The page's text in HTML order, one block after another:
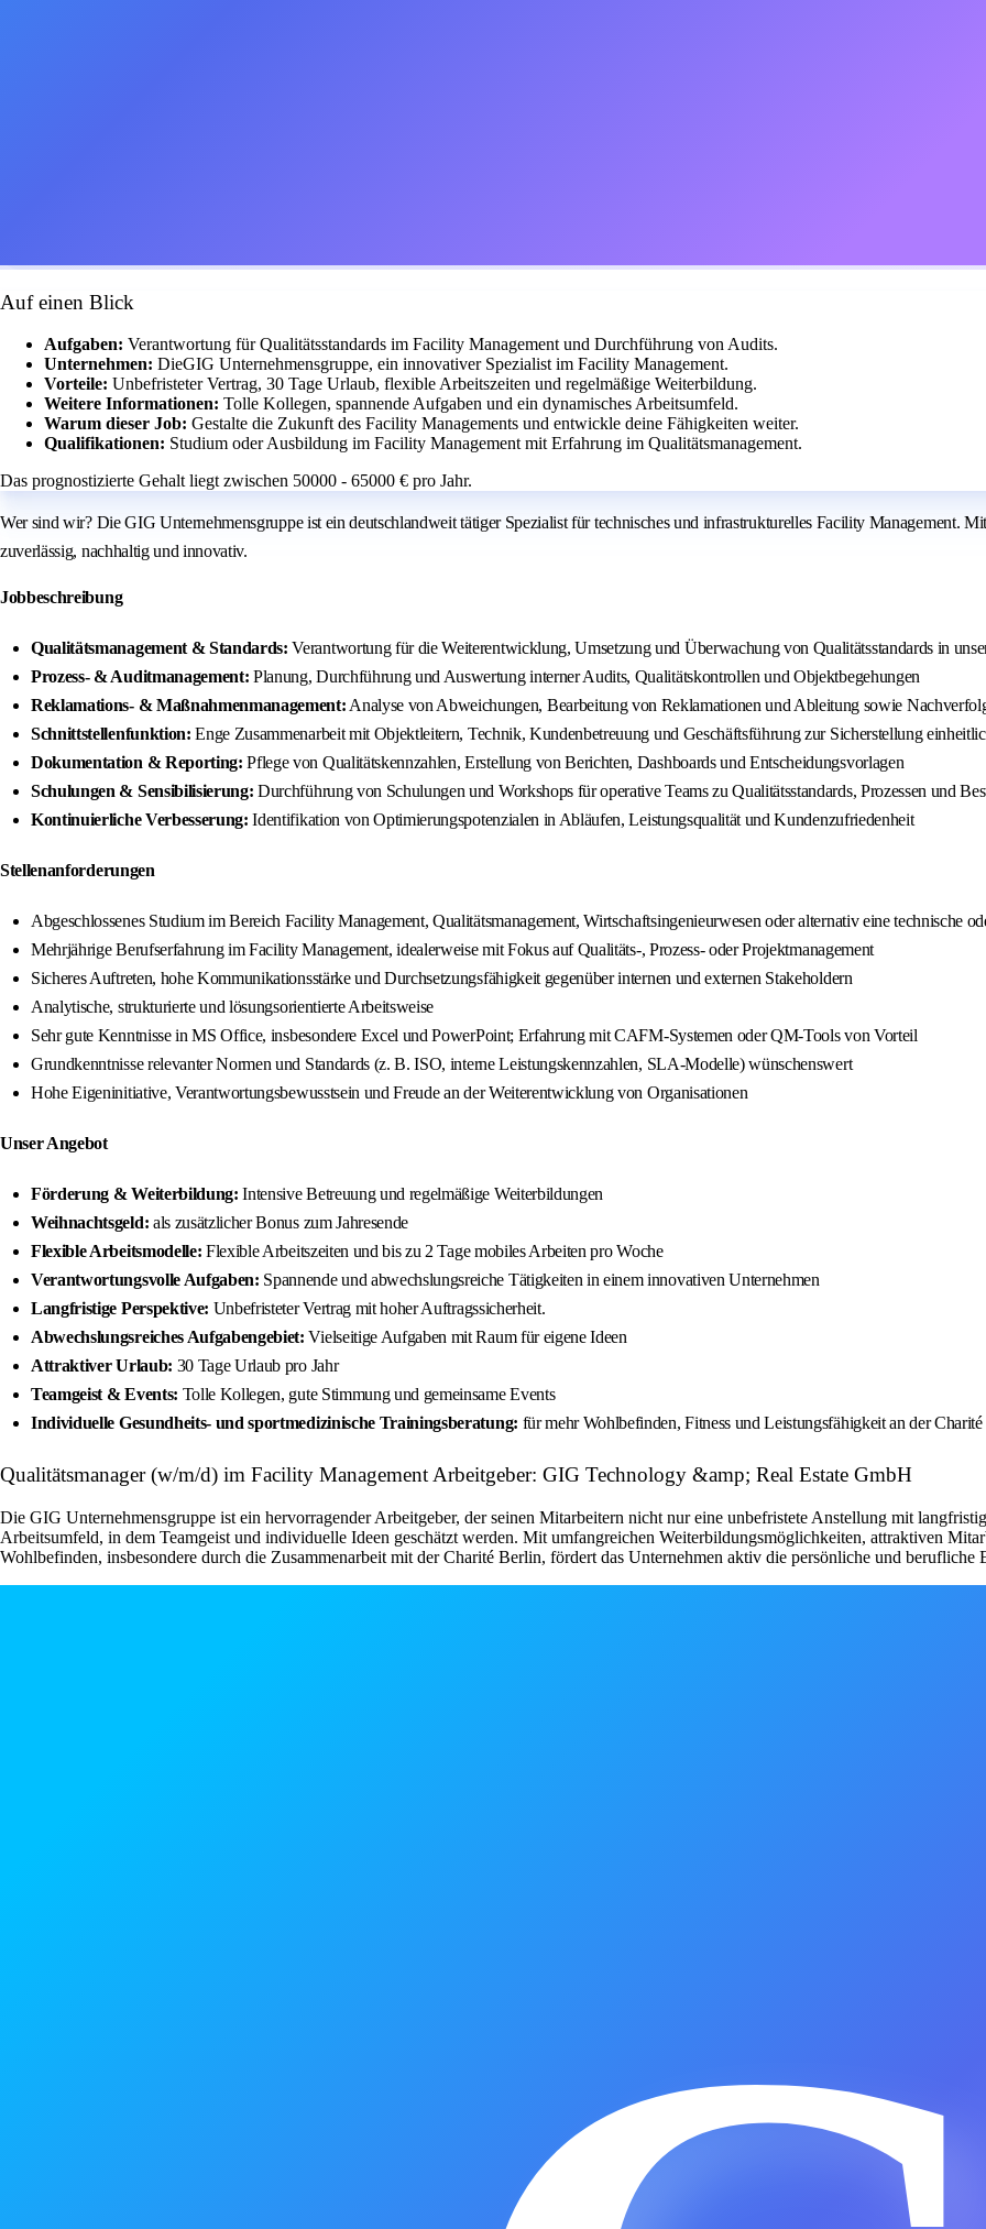
Auf einen Blick
Aufgaben: Verantwortung für Qualitätsstandards im Facility Management und Durchführung von Audits.
Unternehmen: DieGIG Unternehmensgruppe, ein innovativer Spezialist im Facility Management.
Vorteile: Unbefristeter Vertrag, 30 Tage Urlaub, flexible Arbeitszeiten und regelmäßige Weiterbildung.
Weitere Informationen: Tolle Kollegen, spannende Aufgaben und ein dynamisches Arbeitsumfeld.
Warum dieser Job: Gestalte die Zukunft des Facility Managements und entwickle deine Fähigkeiten weiter.
Qualifikationen: Studium oder Ausbildung im Facility Management mit Erfahrung im Qualitätsmanagement.
Das prognostizierte Gehalt liegt zwischen 50000 - 65000 € pro Jahr.
Wer sind wir? Die GIG Unternehmensgruppe ist ein deutschlandweit tätiger Spezialist für technisches und infrastrukturelles Facility Management.
zuverlässig, nachhaltig und innovativ.
Jobbeschreibung
Qualitätsmanagement & Standards: Verantwortung für die Weiterentwicklung, Umsetzung und Überwachung von Qualitätsstandards in
Prozess- & Auditmanagement: Planung, Durchführung und Auswertung interner Audits, Qualitätskontrollen und Objektbegehungen
Reklamations- & Maßnahmenmanagement: Analyse von Abweichungen, Bearbeitung von Reklamationen und Ableitung sowie
Schnittstellenfunktion: Enge Zusammenarbeit mit Objektleitern, Technik, Kundenbetreuung und Geschäftsführung zur Sicherstellung
Dokumentation & Reporting: Pflege von Qualitätskennzahlen, Erstellung von Berichten, Dashboards und Entscheidungsvorlagen
Schulungen & Sensibilisierung: Durchführung von Schulungen und Workshops für operative Teams zu Qualitätsstandards, Prozessen und
Kontinuierliche Verbesserung: Identifikation von Optimierungspotenzialen in Abläufen, Leistungsqualität und Kundenzufriedenheit
Stellenanforderungen
Abgeschlossenes Studium im Bereich Facility Management, Qualitätsmanagement, Wirtschaftsingenieurwesen oder alternativ eine technische
Mehrjährige Berufserfahrung im Facility Management, idealerweise mit Fokus auf Qualitäts-, Prozess- oder Projektmanagement
Sicheres Auftreten, hohe Kommunikationsstärke und Durchsetzungsfähigkeit gegenüber internen und externen Stakeholdern
Analytische, strukturierte und lösungsorientierte Arbeitsweise
Sehr gute Kenntnisse in MS Office, insbesondere Excel und PowerPoint; Erfahrung mit CAFM-Systemen oder QM-Tools von Vorteil
Grundkenntnisse relevanter Normen und Standards (z. B. ISO, interne Leistungskennzahlen, SLA-Modelle) wünschenswert
Hohe Eigeninitiative, Verantwortungsbewusstsein und Freude an der Weiterentwicklung von Organisationen
Unser Angebot
Förderung & Weiterbildung: Intensive Betreuung und regelmäßige Weiterbildungen
Weihnachtsgeld: als zusätzlicher Bonus zum Jahresende
Flexible Arbeitsmodelle: Flexible Arbeitszeiten und bis zu 2 Tage mobiles Arbeiten pro Woche
Verantwortungsvolle Aufgaben: Spannende und abwechslungsreiche Tätigkeiten in einem innovativen Unternehmen
Langfristige Perspektive: Unbefristeter Vertrag mit hoher Auftragssicherheit.
Abwechslungsreiches Aufgabengebiet: Vielseitige Aufgaben mit Raum für eigene Ideen
Attraktiver Urlaub: 30 Tage Urlaub pro Jahr
Teamgeist & Events: Tolle Kollegen, gute Stimmung und gemeinsame Events
Individuelle Gesundheits- und sportmedizinische Trainingsberatung: für mehr Wohlbefinden, Fitness und Leistungsfähigkeit an der
Qualitätsmanager (w/m/d) im Facility Management Arbeitgeber: GIG Technology &amp; Real Estate GmbH
Die GIG Unternehmensgruppe ist ein hervorragender Arbeitgeber, der seinen Mitarbeitern nicht nur eine unbefristete Anstellung mit
Arbeitsumfeld, in dem Teamgeist und individuelle Ideen geschätzt werden. Mit umfangreichen Weiterbildungsmöglichkeiten, attraktiven
Wohlbefinden, insbesondere durch die Zusammenarbeit mit der Charité Berlin, fördert das Unternehmen aktiv die persönliche und